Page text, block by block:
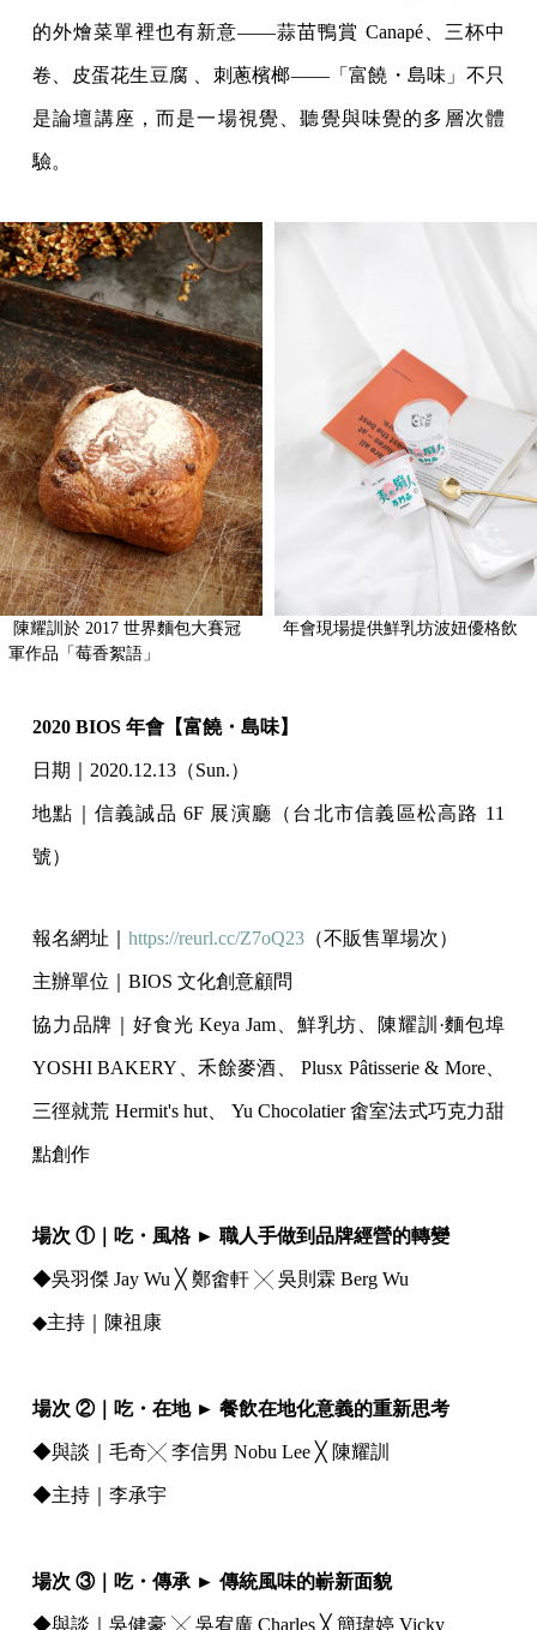
的外燴菜單裡也有新意——蒜苗鴨賞 Canapé、三杯中
卷、皮蛋花生豆腐 、刺蔥檳榔——「富饒・島味」不只
是論壇講座，而是一場視覺、聽覺與味覺的多層次體
驗。
陳耀訓於 2017 世界麵包大賽冠
軍作品「莓香絮語」
年會現場提供鮮乳坊波妞優格飲
2020 BIOS 年會【富饒・島味】
日期｜2020.12.13（Sun.）
地點｜信義誠品 6F 展演廳（台北市信義區松高路 11
號）
報名網址｜ https://reurl.cc/Z7oQ23 （不販售單場次）
主辦單位｜BIOS 文化創意顧問
協力品牌｜好食光 Keya Jam、鮮乳坊、陳耀訓·麵包埠
YOSHI BAKERY、禾餘麥酒、 Plusx Pâtisserie & More、
三徑就荒 Hermit's hut、 Yu Chocolatier 畬室法式巧克力甜
點創作
場次 ①｜吃・風格 ► 職人手做到品牌經營的轉變
◆吳羽傑 Jay Wu ╳ 鄭畬軒 ╳ 吳則霖 Berg Wu
◆主持｜陳祖康
場次 ②｜吃・在地 ► 餐飲在地化意義的重新思考
◆與談｜毛奇╳ 李信男 Nobu Lee ╳ 陳耀訓
◆主持｜李承宇
場次 ③｜吃・傳承 ► 傳統風味的嶄新面貌
◆與談｜吳健豪 ╳ 吳宥廣 Charles ╳ 簡瑋婷 Vicky